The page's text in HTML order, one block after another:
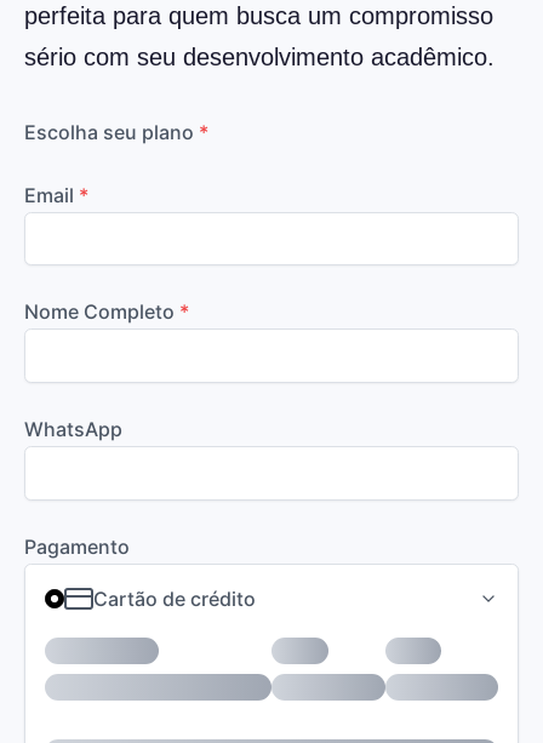
perfeita para quem busca um compromisso
sério com seu desenvolvimento acadêmico.